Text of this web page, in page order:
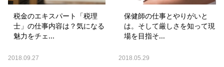
税金のエキスパート「税理
士」の仕事内容は？気になる
魅力をチェ...
2018.09.27
保健師の仕事とやりがいと
は。そして厳しさを知って現
場を目指そ...
2018.05.29